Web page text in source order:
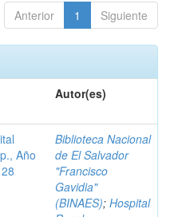
Anterior 1 Siguiente
Autor(es)
Año
Biblioteca Nacional
de El Salvador
"Francisco
Gavidia"
(BINAES); Hospital